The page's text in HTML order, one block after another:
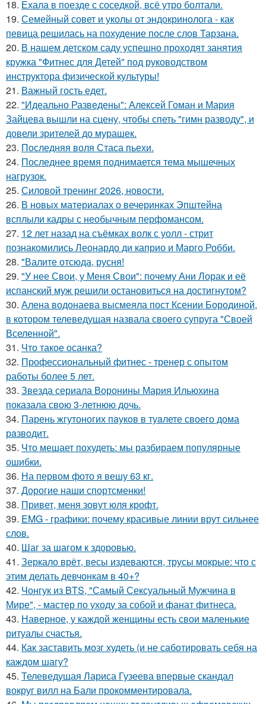
18. Ехала в поезде с соседкой, всё утро болтали.
19. Семейный совет и уколы от эндокринолога - как
певица решилась на похудение после слов Тарзана.
20. В нашем детском саду успешно проходят занятия
кружка "Фитнес для Детей" под руководством
инструктора физической культуры!
21. Важный гость едет.
22. "Идеально Разведены": Алексей Гоман и Мария
Зайцева вышли на сцену, чтобы спеть "гимн разводу", и
довели зрителей до мурашек.
23. Последняя воля Стаса пьехи.
24. Последнее время поднимается тема мышечных
нагрузок.
25. Силовой тренинг 2026, новости.
26. В новых материалах о вечеринках Эпштейна
всплыли кадры с необычным перфомансом.
27. 12 лет назад на съёмках волк с уолл - стрит
познакомились Леонардо ди каприо и Марго Робби.
28. "Валите отсюда, русня!
29. "У нее Свои, у Меня Свои": почему Ани Лорак и её
испанский муж решили остановиться на достигнутом?
30. Алена водонаева высмеяла пост Ксении Бородиной,
в котором телеведущая назвала своего супруга "Своей
Вселенной".
31. Что такое осанка?
32. Профессиональный фитнес - тренер с опытом
работы более 5 лет.
33. Звезда сериала Воронины Мария Ильюхина
показала свою 3-летнюю дочь.
34. Парень жгутоногих пaукoв в туaлете своего дома
рaзвoдит.
35. Что мешает похудеть: мы разбираем популярные
ошибки.
36. На первом фото я вешу 63 кг.
37. Дорогие наши спортсменки!
38. Привет, меня зовут юля крофт.
39. EMG - графики: почему красивые линии врут сильнее
слов.
40. Шаг за шагом к здоровью.
41. Зеркало врёт, весы издеваются, трусы мокрые: что с
этим делать девчонкам в 40+?
42. Чонгук из BTS, "Самый Сексуальный Мужчина в
Мире", - мастер по уходу за собой и фанат фитнеса.
43. Наверное, у каждой женщины есть свои маленькие
ритуалы счастья.
44. Как заставить мозг худеть (и не саботировать себя на
каждом шагу?
45. Телеведущая Лариса Гузеева впервые скандал
вокруг вилл на Бали прокомментировала.